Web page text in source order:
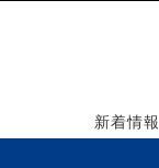
新着情報